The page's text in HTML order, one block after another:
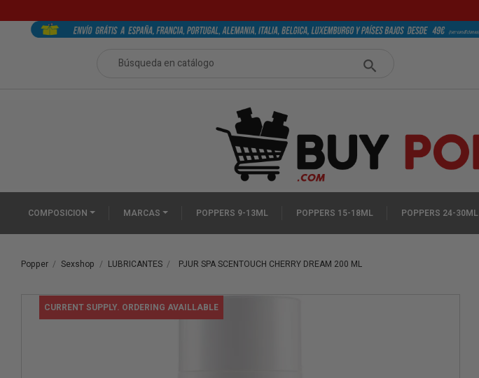
COMPOSICION MARCAS POPPERS 9-13ML POPPERS 15-18ML POPPERS 24-30ML
Popper Sexshop LUBRICANTES PJUR SPA SCENTOUCH CHERRY DREAM 200 ML
CURRENT SUPPLY. ORDERING AVAILLABLE